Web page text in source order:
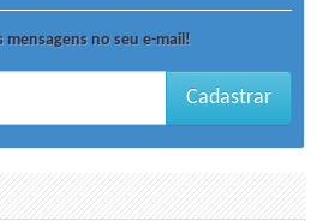
mensagens no seu e-mail!
Cadastrar